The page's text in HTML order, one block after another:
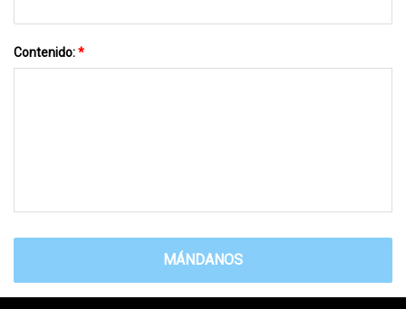
Contenido:*
MÁNDANOS